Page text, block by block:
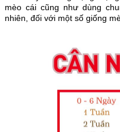
mèo cái cũng như dùng
nhiên, đối với một số giống